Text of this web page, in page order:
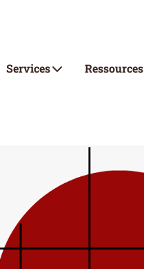
Services Ressources